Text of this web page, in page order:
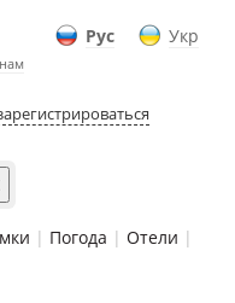
Рус Укр
| Погода | Отели |